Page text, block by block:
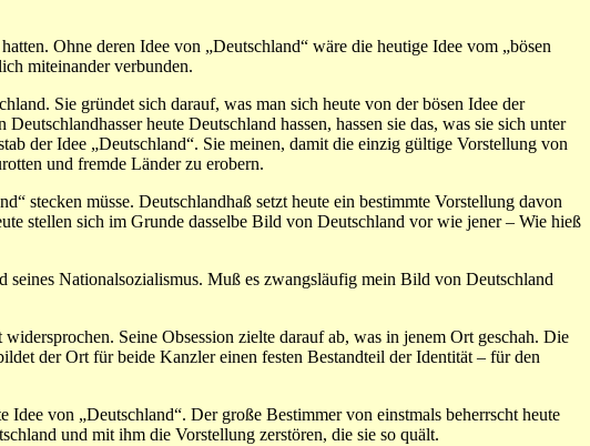
Ohne deren Idee von „Deutschland“ wäre die heutige Idee vom „bösen
miteinander verbunden.
Sie gründet sich darauf, was man sich heute von der bösen Idee der
heute Deutschland hassen, hassen sie das, was sie sich unter
der Idee „Deutschland“. Sie meinen, damit die einzig gültige Vorstellung von
und fremde Länder zu erobern.
stecken müsse. Deutschlandhaß setzt heute ein bestimmte Vorstellung davon
stellen sich im Grunde dasselbe Bild von Deutschland vor wie jener – Wie hieß
seines Nationalsozialismus. Muß es zwangsläufig mein Bild von Deutschland
Seine Obsession zielte darauf ab, was in jenem Ort geschah. Die
der Ort für beide Kanzler einen festen Bestandteil der Identität – für den
von „Deutschland“. Der große Bestimmer von einstmals beherrscht heute
und mit ihm die Vorstellung zerstören, die sie so quält.